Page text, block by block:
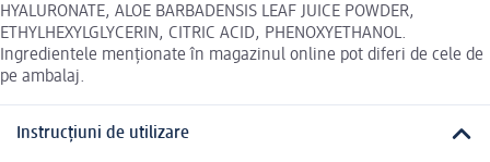
HYALURONATE, ALOE BARBADENSIS LEAF JUICE POWDER,
ETHYLHEXYLGLYCERIN, CITRIC ACID, PHENOXYETHANOL.
Ingredientele menționate în magazinul online pot diferi de cele de
pe ambalaj.
Instrucțiuni de utilizare